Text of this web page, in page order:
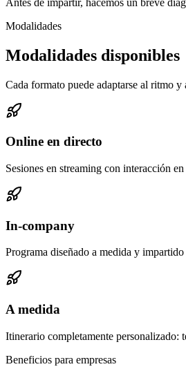
Modalidades
Modalidades disponibles
Cada formato puede adaptarse al ritmo
Online en directo
Sesiones en streaming con interacción
In-company
Programa diseñado a medida y
A medida
Itinerario completamente personalizado:
Beneficios para empresas